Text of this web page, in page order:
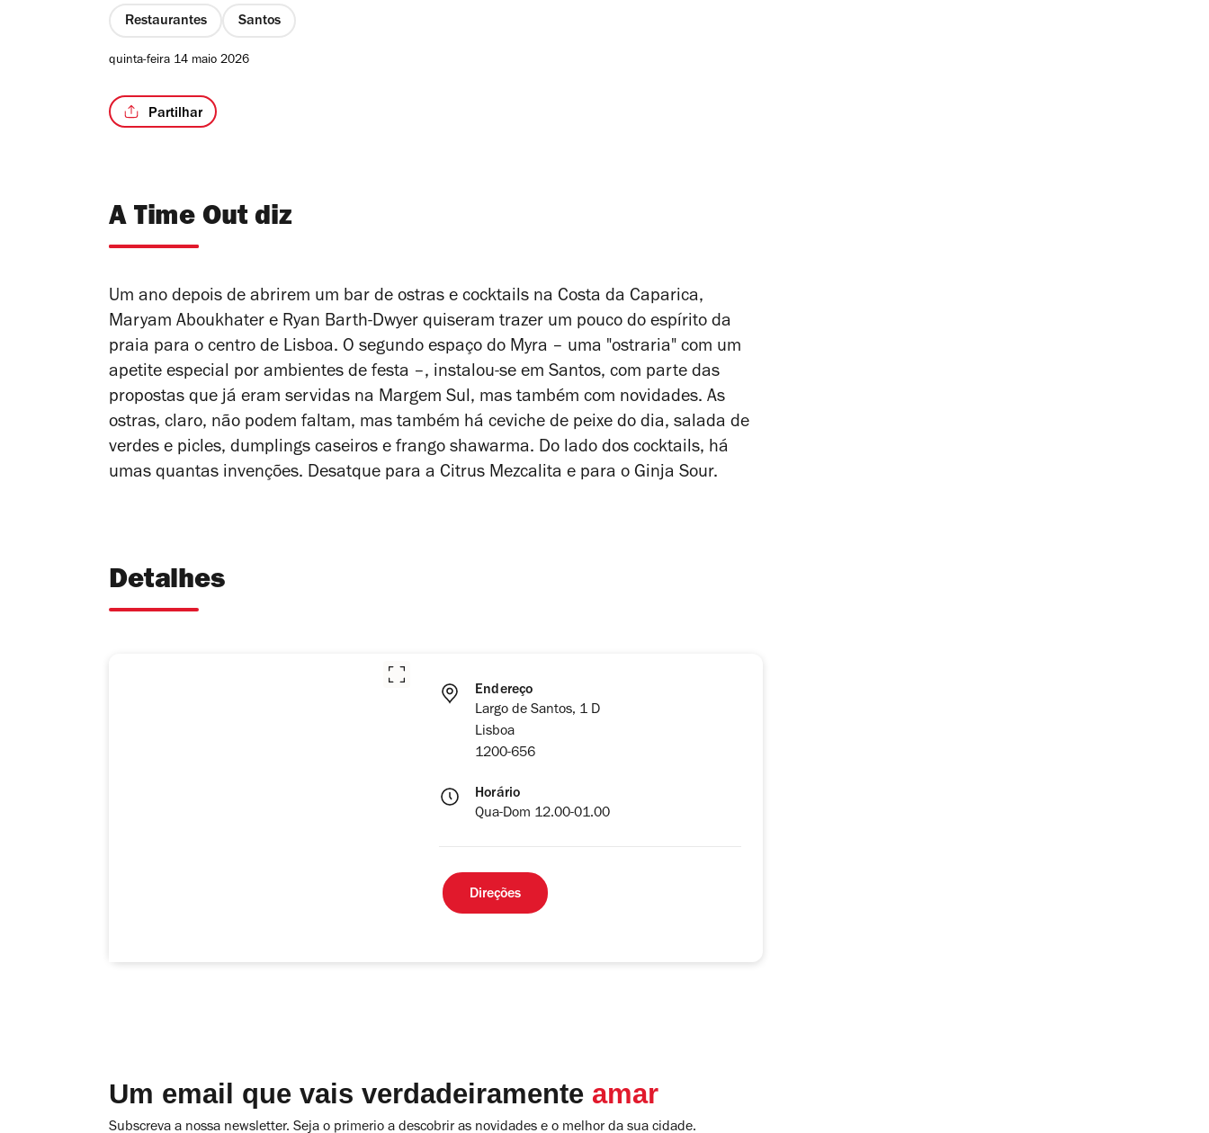
Restaurantes Santos
quinta-feira 14 maio 2026
Partilhar
A Time Out diz
Um ano depois de abrirem um bar de ostras e cocktails na Costa da Caparica,
Maryam Aboukhater e Ryan Barth-Dwyer quiseram trazer um pouco do espírito da
praia para o centro de Lisboa. O segundo espaço do Myra – uma "ostraria" com um
apetite especial por ambientes de festa –, instalou-se em Santos, com parte das
propostas que já eram servidas na Margem Sul, mas também com novidades. As
ostras, claro, não podem faltam, mas também há ceviche de peixe do dia, salada de
verdes e picles, dumplings caseiros e frango shawarma. Do lado dos cocktails, há
umas quantas invenções. Desatque para a Citrus Mezcalita e para o Ginja Sour.
Detalhes
Endereço
Largo de Santos, 1 D
Lisboa
1200-656
Horário
Qua-Dom 12.00-01.00
Direções
Um email que vais verdadeiramente amar
Subscreva a nossa newsletter. Seja o primerio a descobrir as novidades e o melhor da sua cidade.